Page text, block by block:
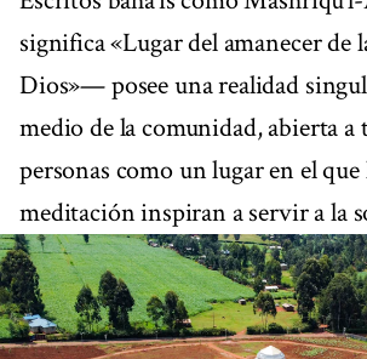
significa «Lugar del amanecer de
Dios»— posee una realidad
medio de la comunidad, abierta a
personas como un lugar en el
meditación inspiran a servir a la